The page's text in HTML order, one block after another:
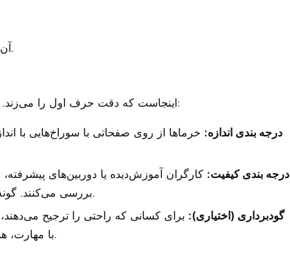
آن بافت نرم و جویدنیِ مخصوصی که همه ما دوست داریم را ایجاد کنید.
اینجاست که دقت حرف اول را می‌زند. خرماهای تمیز و خشک‌شده از یک سری مراحل دسته‌بندی عبور می‌کنند:
درجه بندی اندازه: خرماها از روی صفحاتی با سوراخ‌هایی با
درجه بندی کیفیت: کارگران آموزش‌دیده یا دوربین‌های
بررسی می‌کنند. گونه‌های ممتاز مانند مدجول اغلب با دست بررسی و درجه‌بندی می‌شوند.
گودبرداری (اختیاری): برای کسانی که راحتی را ترجیح
با مهارت، هسته را بدون له کردن میوه جدا می‌کنند و خرما را سالم نگه می‌دارند.